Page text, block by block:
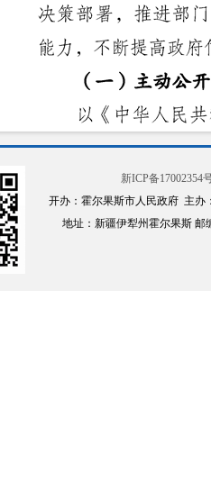
新ICP备17002354
开办：霍尔果斯市人民政府 主办
地址：新疆伊犁州霍尔果斯